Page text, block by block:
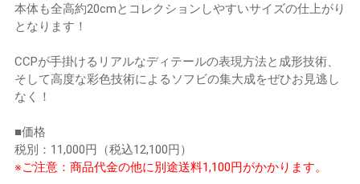
本体も全高約20cmとコレクションしやすいサイズの仕上がり
となります！
CCPが手掛けるリアルなディテールの表現方法と成形技術、
そして高度な彩色技術によるソフビの集大成をぜひお見逃し
なく！
■価格
税別：11,000円（税込12,100円）
※ご注意：商品代金の他に別途送料1,100円がかかります。